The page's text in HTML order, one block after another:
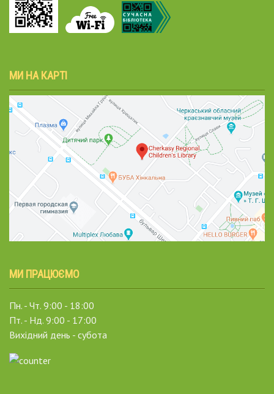
МИ НА КАРТІ
МИ ПРАЦЮЄМО
Пн. - Чт. 9:00 - 18:00
Пт. - Нд. 9:00 - 17:00
Вихідний день - субота